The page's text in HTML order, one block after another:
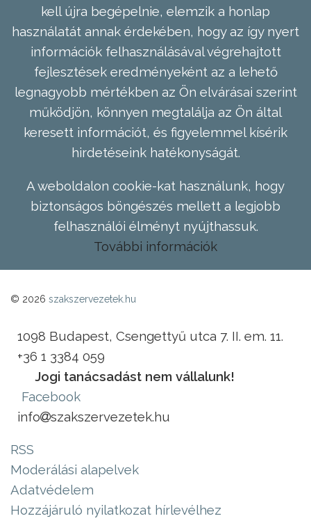
kell újra begépelnie, elemzik a honlap
használatát annak érdekében, hogy az így nyert
információk felhasználásával végrehajtott
fejlesztések eredményeként az a lehető
legnagyobb mértékben az Ön elvárásai szerint
működjön, könnyen megtalálja az Ön által
keresett információt, és figyelemmel kísérik
hirdetéseink hatékonyságát.
A weboldalon cookie-kat használunk, hogy
biztonságos böngészés mellett a legjobb
felhasználói élményt nyújthassuk.
További információk
© 2026 szakszervezetek.hu
1098 Budapest, Csengettyű utca 7. II. em. 11.
+36 1 3384 059
Jogi tanácsadást nem vállalunk!
Facebook
info
szakszervezetek.hu
RSS
Moderálási alapelvek
Adatvédelem
Hozzájáruló nyilatkozat hírlevélhez